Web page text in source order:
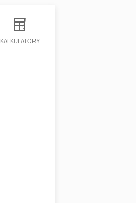
KALKULATORY